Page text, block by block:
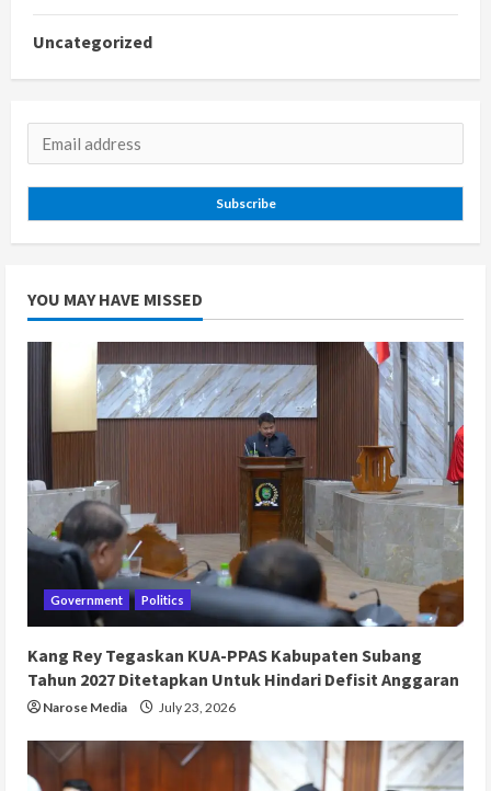
Uncategorized
Subscribe
YOU MAY HAVE MISSED
Government Politics
Kang Rey Tegaskan KUA-PPAS Kabupaten Subang
Tahun 2027 Ditetapkan Untuk Hindari Defisit Anggaran
Narose Media July 23, 2026